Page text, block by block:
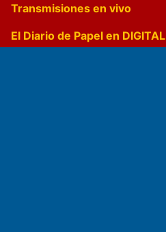
Transmisiones en vivo
El Diario de Papel en DIGITAL